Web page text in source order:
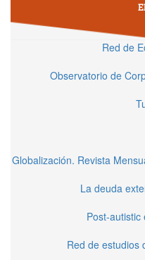
Red de
Observatorio de
Globalización. Revista
La deuda
Post-autistic
Red de estudios